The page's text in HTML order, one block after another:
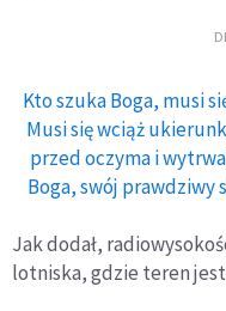
Kto szuka Boga, musi
Musi się wciąż
przed oczyma i
Boga, swój prawdziwy
Jak dodał,
lotniska, gdzie teren